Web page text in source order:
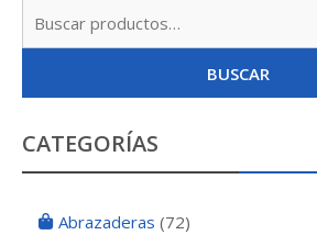
BUSCAR
CATEGORÍAS
Abrazaderas (72)